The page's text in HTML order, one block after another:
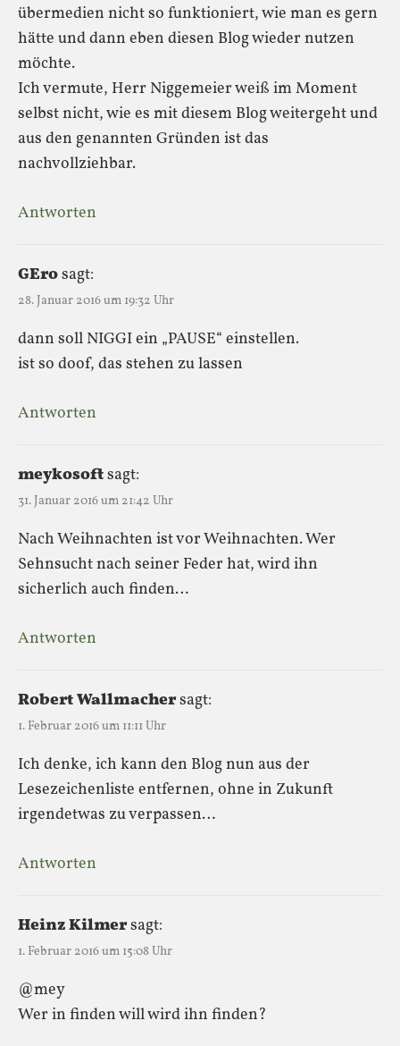
übermedien nicht so funktioniert, wie man es gern
hätte und dann eben diesen Blog wieder nutzen
möchte.
Ich vermute, Herr Niggemeier weiß im Moment
selbst nicht, wie es mit diesem Blog weitergeht und
aus den genannten Gründen ist das
nachvollziehbar.
Antworten
GErosagt:
28. Januar 2016 um 19:32 Uhr
dann soll NIGGI ein „PAUSE“ einstellen.
ist so doof, das stehen zu lassen
Antworten
meykosoftsagt:
31. Januar 2016 um 21:42 Uhr
Nach Weihnachten ist vor Weihnachten. Wer
Sehnsucht nach seiner Feder hat, wird ihn
sicherlich auch finden…
Antworten
Robert Wallmachersagt:
1. Februar 2016 um 11:11 Uhr
Ich denke, ich kann den Blog nun aus der
Lesezeichenliste entfernen, ohne in Zukunft
irgendetwas zu verpassen…
Antworten
Heinz Kilmersagt:
1. Februar 2016 um 15:08 Uhr
@mey
Wer in finden will wird ihn finden?